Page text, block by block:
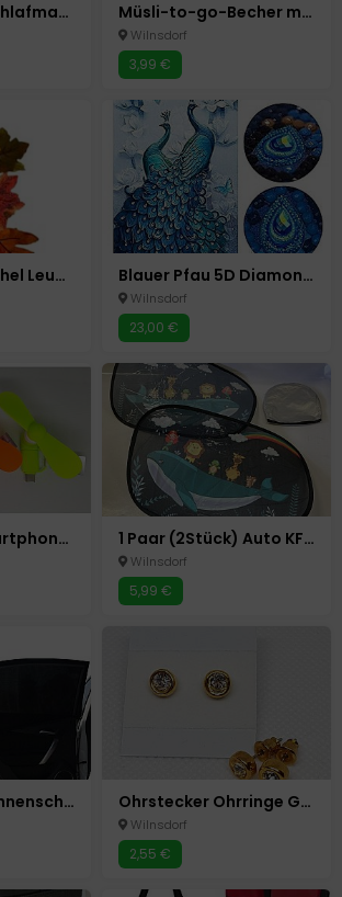
3D Reise Set Schlafmaske Nackenkissen Ohrstöpsel Schwarz Schlafset 3in1 4 tlg Müsli-to-go-Becher mit isoliertem Milchkühlfach & Löffel Müslibecher 2-go
Wilnsdorf
3,99 €
große Solar Eichel Leuchte Herbst Deko Gartenstecker Blauer Pfau 5D Diamond Painting Diamant Malerei Basteln Malen 60x100cm
Wilnsdorf
23,00 €
2in1 Handy Smartphone Mini Ventilator Micro USB +USB- C 3 Farben Android 1 Paar (2Stück) Auto KFZ Sonnenschutz Kinder Sonnenblende 51x31cm
Wilnsdorf
5,99 €
2x Auto KFZ Sonnenschutz Sonnenblende Baby Kinder UV Schutz Abdeckung Ohrstecker Ohrringe Goldfarbend Strass Neu
Wilnsdorf
2,55 €